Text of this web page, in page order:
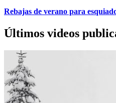
Rebajas de verano para
Últimos videos